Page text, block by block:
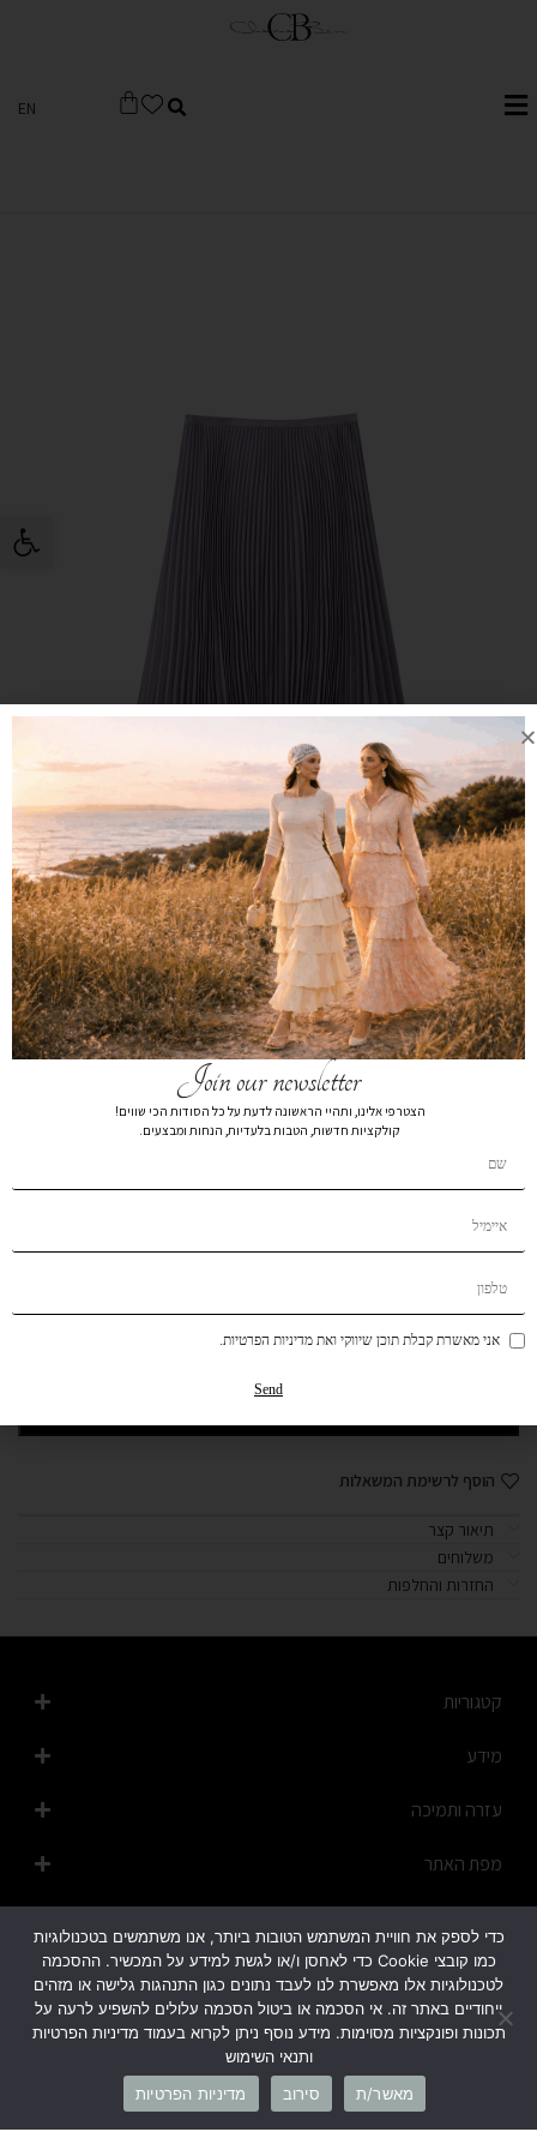
פתח
EN
חצאית פליסה אסימטרית לילך
צבע
מידה
הוסף לרשימת המשאלות
תיאור קצר
משלוחים
החזרות והחלפות
קטגוריות
מידע
עזרה ותמיכה
מפת האתר
1700-50-20-45
info@cb-fashion.shop
לרשימת הסניפים שלנו
כדי לספק את חוויית המשתמש הטובות ביותר, אנו משתמשים בטכנולוגיות
כמו קובצי Cookie כדי לאחסן ו/או לגשת למידע על המכשיר. ההסכמה
לטכנולוגיות אלו מאפשרת לנו לעבד נתונים כגון התנהגות גלישה או מזהים
ייחודיים באתר זה. אי הסכמה או ביטול הסכמה עלולים להשפיע לרעה על
תכונות ופונקציות מסוימות. מידע נוסף ניתן לקרוא בעמוד מדיניות הפרטיות
ותנאי השימוש
מאשר/ת
סירוב מדיניות הפרטיות
Join our newsletter
הצטרפי אלינו, ותהיי הראשונה לדעת על כל הסודות הכי שווים!
קולקציות חדשות, הטבות בלעדיות, הנחות ומבצעים.
אני מאשרת קבלת תוכן שיווקי ואת מדיניות הפרטיות.
Send